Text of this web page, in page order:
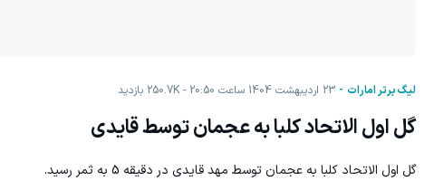
لیگ برتر امارات 23 اردیبهشت 1404 ساعت 20:50 250.7K بازدید
گل اول الاتحاد کلبا به عجمان توسط قایدی
گل اول الاتحاد کلبا به عجمان توسط مهد قایدی در دقیقه 5 به ثمر رسید.